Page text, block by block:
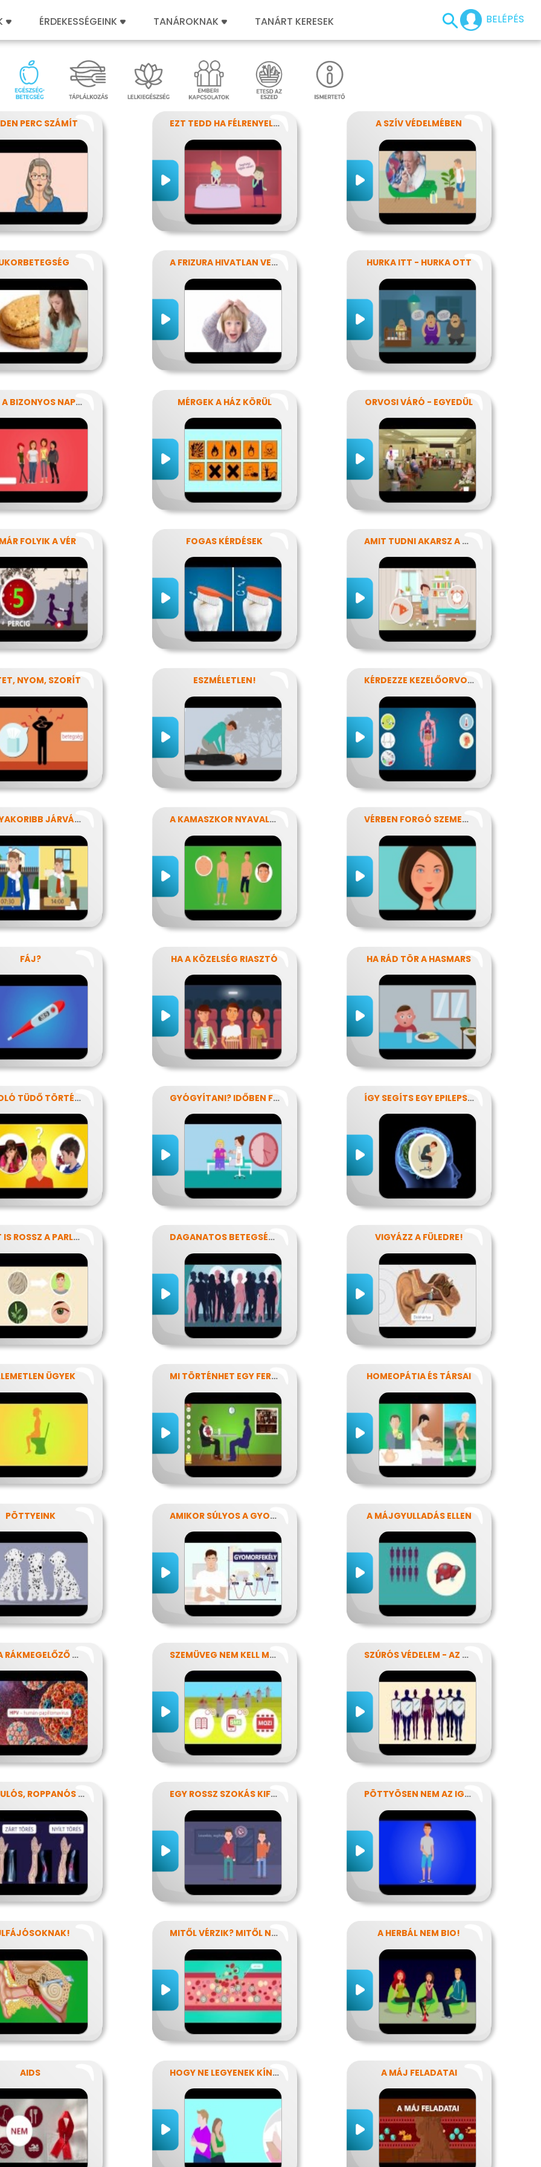
BELÉPÉS
ÉRDEKESSÉGEINK TANÁROKNAK TANÁRT KERESEK
PERC SZÁMÍT EZT TEDD HA FÉLRENYELT VALAKI A SZÍV VÉDELMÉBEN
A FRIZURA HIVATLAN VENDÉGEI - A FEJTETVEK HURKA ITT - HURKA OTT
AZOK A BIZONYOS NAPOK MÉRGEK A HÁZ KÖRÜL ORVOSI VÁRÓ - EGYEDÜL
FOLYIK A VÉR FOGAS KÉRDÉSEK AMIT TUDNI AKARSZ A NÁTHÁRÓL
NYOM, SZORÍT ESZMÉLETLEN! KÉRDEZZE KEZELŐORVOSÁT?
LEGGYAKORIBB JÁRVÁNYUNK A KAMASZKOR NYAVALYÁI VÉRBEN FORGÓ SZEMEKKEL
FÁJ? HA A KÖZELSÉG RIASZTÓ HA RÁD TÖR A HASMARS
A SÍPOLÓ TÜDŐ TÖRTÉNETE GYÓGYÍTANI? IDŐBEN FELISMERNI! ÍGY SEGÍTS EGY EPILEPSZIÁSNAK
MIÉRT IS ROSSZ A PARLAGFŰ? DAGANATOS BETEGSÉGEK VIGYÁZZ A FÜLEDRE!
ÜGYEK MI TÖRTÉNHET EGY FERDE ÉJSZAKÁN? HOMEOPÁTIA ÉS TÁRSAI
PÖTTYEINK AMIKOR SÚLYOS A GYOMORFÁJÁS A MÁJGYULLADÁS ELLEN
HPV: A RÁKMEGELŐZŐ OLTÁS SZEMÜVEG NEM KELL MÉG? SZÚRÓS VÉDELEM - AZ OLTÁSOKRÓL
RÁNDULÓS, ROPPANÓS BALESETEK EGY ROSSZ SZOKÁS KIFÜSTÖLÉSE PÖTTYÖSEN NEM AZ IGAZI
MITŐL VÉRZIK? MITŐL NEM VÉRZIK? A HERBÁL NEM BIO!
AIDS HOGY NE LEGYENEK KÍNOS TITKOK A MÁJ FELADATAI